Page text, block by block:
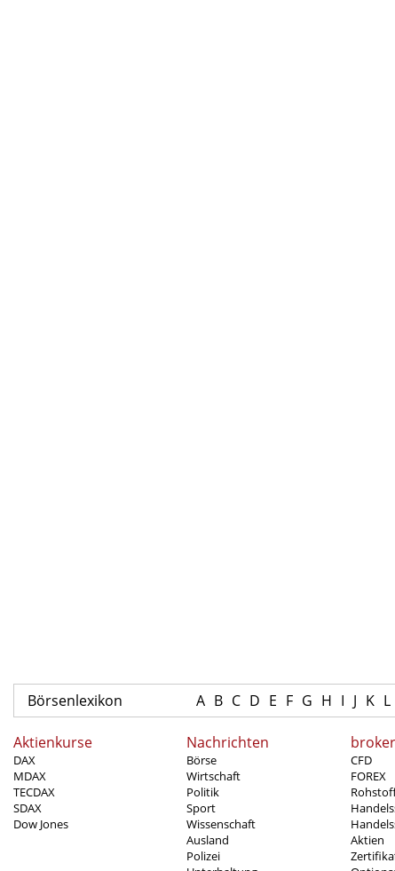
Börsenlexikon A B C D E F G H I J K L
Aktienkurse
DAX
MDAX
TECDAX
SDAX
Dow Jones
Nachrichten
Börse
Wirtschaft
Politik
Sport
Wissenschaft
Ausland
Polizei
broker
CFD
FOREX
Aktien